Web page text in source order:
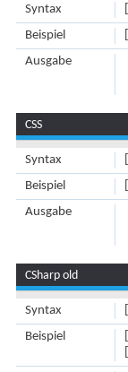
Syntax
Beispiel
Ausgabe
CSS
Syntax
Beispiel
Ausgabe
CSharp old
Syntax
Beispiel